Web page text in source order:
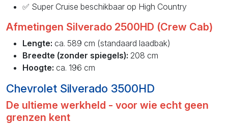
✅ Super Cruise beschikbaar op High Country
Afmetingen Silverado 2500HD (Crew Cab)
Lengte: ca. 589 cm (standaard laadbak)
Breedte (zonder spiegels): 208 cm
Hoogte: ca. 196 cm
Chevrolet Silverado 3500HD
De ultieme werkheld - voor wie echt geen
grenzen kent